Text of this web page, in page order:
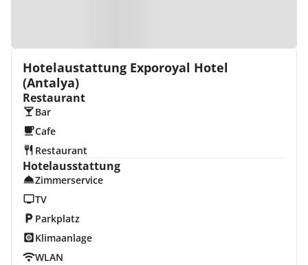
Hotelaustattung Exporoyal Hotel
(Antalya)
Restaurant
Bar
Cafe
Restaurant
Hotelausstattung
Zimmerservice
TV
Parkplatz
Klimaanlage
WLAN